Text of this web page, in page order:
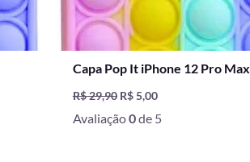
Capa Pop It iPhone 12 Pro Max
R$29,90 R$5,00
Avaliação0de 5